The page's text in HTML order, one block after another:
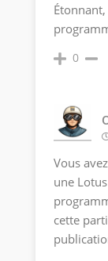
0
Vous
une
cette